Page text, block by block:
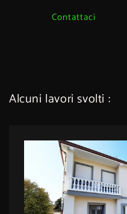
Contattaci
Alcuni lavori svolti :